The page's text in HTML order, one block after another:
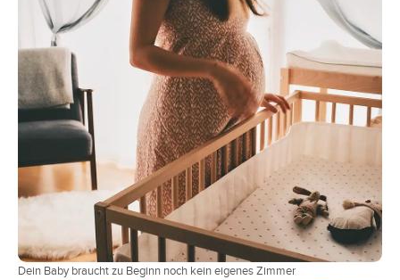
Dein Baby braucht zu Beginn noch kein eigenes Zimmer